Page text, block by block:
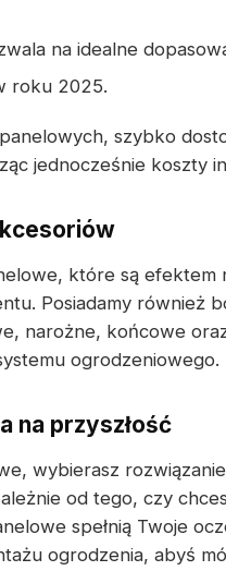
na idealne
roku 2025.
szybko
jednocześnie koszty
które są efektem
Posiadamy również
narożne, końcowe
ogrodzeniowego.
na przyszłość
wybierasz
od tego, czy
spełnią Twoje
ogrodzenia, abyś